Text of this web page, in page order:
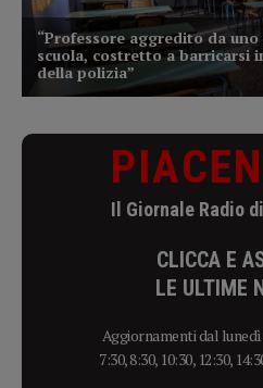
Il Giornale Radio
CLICCA E
LE ULTIME
Aggiornamenti dal
7:30, 8:30, 10:30, 12:30,